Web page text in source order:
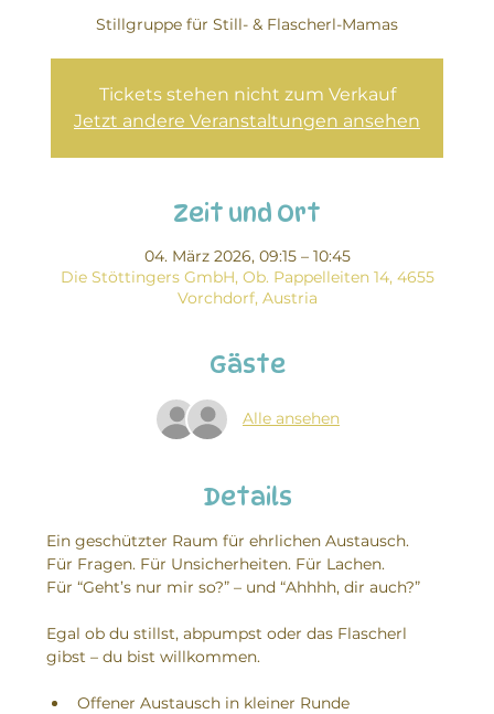
Stillgruppe für Still- & Flascherl-Mamas
Tickets stehen nicht zum Verkauf
Jetzt andere Veranstaltungen ansehen
Zeit und Ort
04. März 2026, 09:15 – 10:45
Die Stöttingers GmbH, Ob. Pappelleiten 14, 4655
Vorchdorf, Austria
Gäste
Alle ansehen
Details
Ein geschützter Raum für ehrlichen Austausch.
Für Fragen. Für Unsicherheiten. Für Lachen.
Für “Geht’s nur mir so?” – und “Ahhhh, dir auch?”
Egal ob du stillst, abpumpst oder das Flascherl
gibst – du bist willkommen.
Offener Austausch in kleiner Runde